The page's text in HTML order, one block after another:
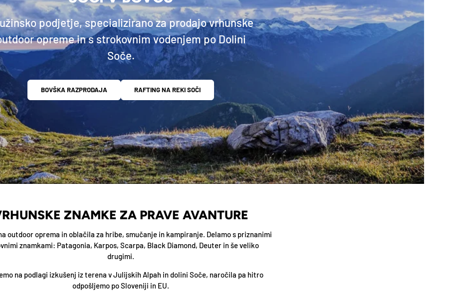
podjetje, specializirano za prodajo vrhunske
opreme in s strokovnim vodenjem po Dolini
Soče.
BOVŠKA RAZPRODAJA RAFTING NA REKI SOČI
ZNAMKE ZA PRAVE AVANTURE
outdoor oprema in oblačila za hribe, smučanje in kampiranje. Delamo s priznanimi
znamkami: Patagonia, Karpos, Scarpa, Black Diamond, Deuter in še veliko
drugimi.
na podlagi izkušenj iz terena v Julijskih Alpah in dolini Soče, naročila pa hitro
odpošljemo po Sloveniji in EU.